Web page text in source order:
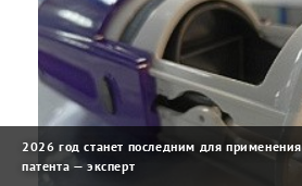
2026 год станет последним для применения
патента — эксперт